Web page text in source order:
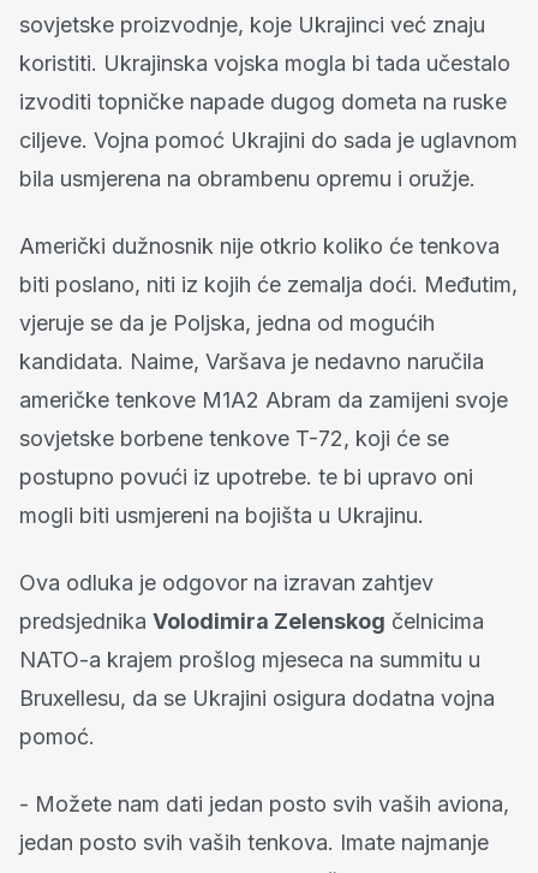
sovjetske proizvodnje, koje Ukrajinci već znaju
koristiti. Ukrajinska vojska mogla bi tada učestalo
izvoditi topničke napade dugog dometa na ruske
ciljeve. Vojna pomoć Ukrajini do sada je uglavnom
bila usmjerena na obrambenu opremu i oružje.
Američki dužnosnik nije otkrio koliko će tenkova
biti poslano, niti iz kojih će zemalja doći. Međutim,
vjeruje se da je Poljska, jedna od mogućih
kandidata. Naime, Varšava je nedavno naručila
američke tenkove M1A2 Abram da zamijeni svoje
sovjetske borbene tenkove T-72, koji će se
postupno povući iz upotrebe. te bi upravo oni
mogli biti usmjereni na bojišta u Ukrajinu.
Ova odluka je odgovor na izravan zahtjev
predsjednika Volodimira Zelenskog čelnicima
NATO-a krajem prošlog mjeseca na summitu u
Bruxellesu, da se Ukrajini osigura dodatna vojna
pomoć.
- Možete nam dati jedan posto svih vaših aviona,
jedan posto svih vaših tenkova. Imate najmanje